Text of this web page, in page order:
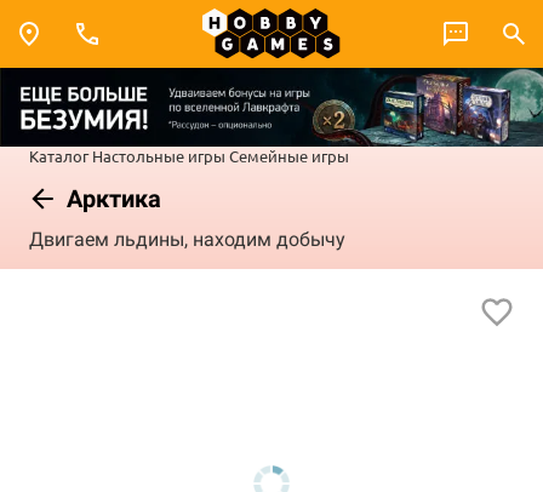
Каталог Настольные игры Семейные игры
Арктика
Двигаем льдины, находим добычу